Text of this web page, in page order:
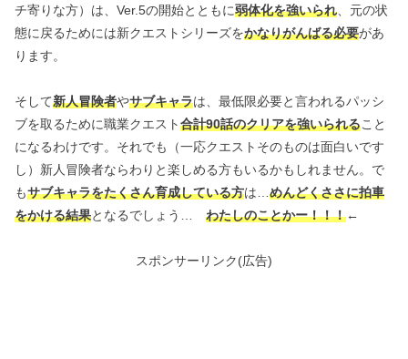
チ寄りな方）は、Ver.5の開始とともに弱体化を強いられ 、元の状
態に戻るためには新クエストシリーズをかなりがんばる必要があ
ります。
そして新人冒険者やサブキャラは、最低限必要と言われるパッシ
ブを取るために職業クエスト合計90話のクリアを強いられること
になるわけです。それでも（一応クエストそのものは面白いです
し）新人冒険者ならわりと楽しめる方もいるかもしれません。で
もサブキャラをたくさん育成している方は… めんどくささに拍車
をかける結果となるでしょう… わたしのことかー！！！←
スポンサーリンク(広告)